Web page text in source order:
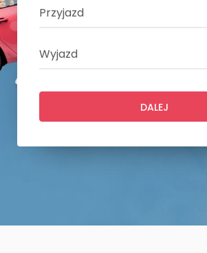
DALEJ